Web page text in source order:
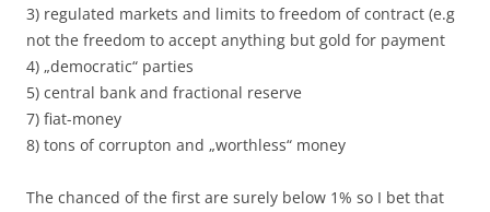
3) regulated markets and limits to freedom of contract (e.g
not the freedom to accept anything but gold for payment
4) „democratic“ parties
5) central bank and fractional reserve
7) fiat-money
8) tons of corrupton and „worthless“ money
The chanced of the first are surely below 1% so I bet that